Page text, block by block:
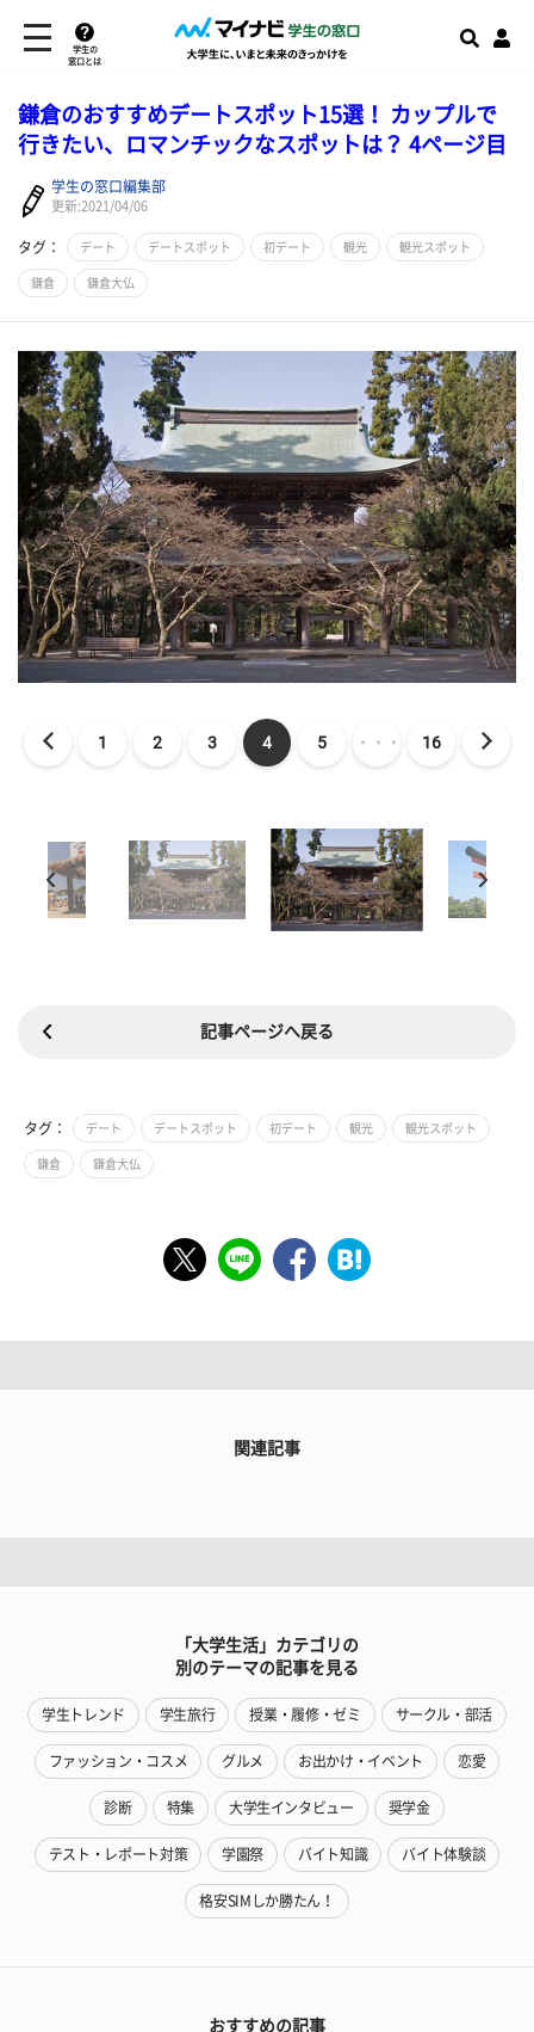
学生の
窓口とは
鎌倉のおすすめデートスポット15選！ カップルで
行きたい、ロマンチックなスポットは？ 4ページ目
学生の窓口編集部
更新:2021/04/06
タグ： デート デートスポット 初デート 観光 観光スポット
鎌倉 鎌倉大仏
1 2 3 4 5 ・・・ 16
記事ページへ戻る
タグ： デート デートスポット 初デート 観光 観光スポット
鎌倉 鎌倉大仏
関連記事
「大学生活」カテゴリの
別のテーマの記事を見る
学生トレンド 学生旅行 授業・履修・ゼミ サークル・部活
ファッション・コスメ グルメ お出かけ・イベント 恋愛
診断 特集 大学生インタビュー 奨学金
テスト・レポート対策 学園祭 バイト知識 バイト体験談
格安SIMしか勝たん！
おすすめの記事